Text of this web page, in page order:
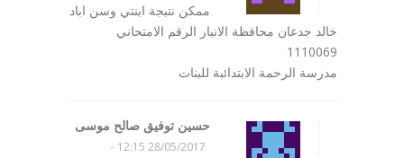
ممكن نتبجة ابنتي وسن اباد
خالد جدعان محافظة الانبار الرقم الامتحاني
1110069
مدرسة الرحمة الابتدائبة للبنات
حسين توفيق صالح موسى
28/05/2017 12:15
-